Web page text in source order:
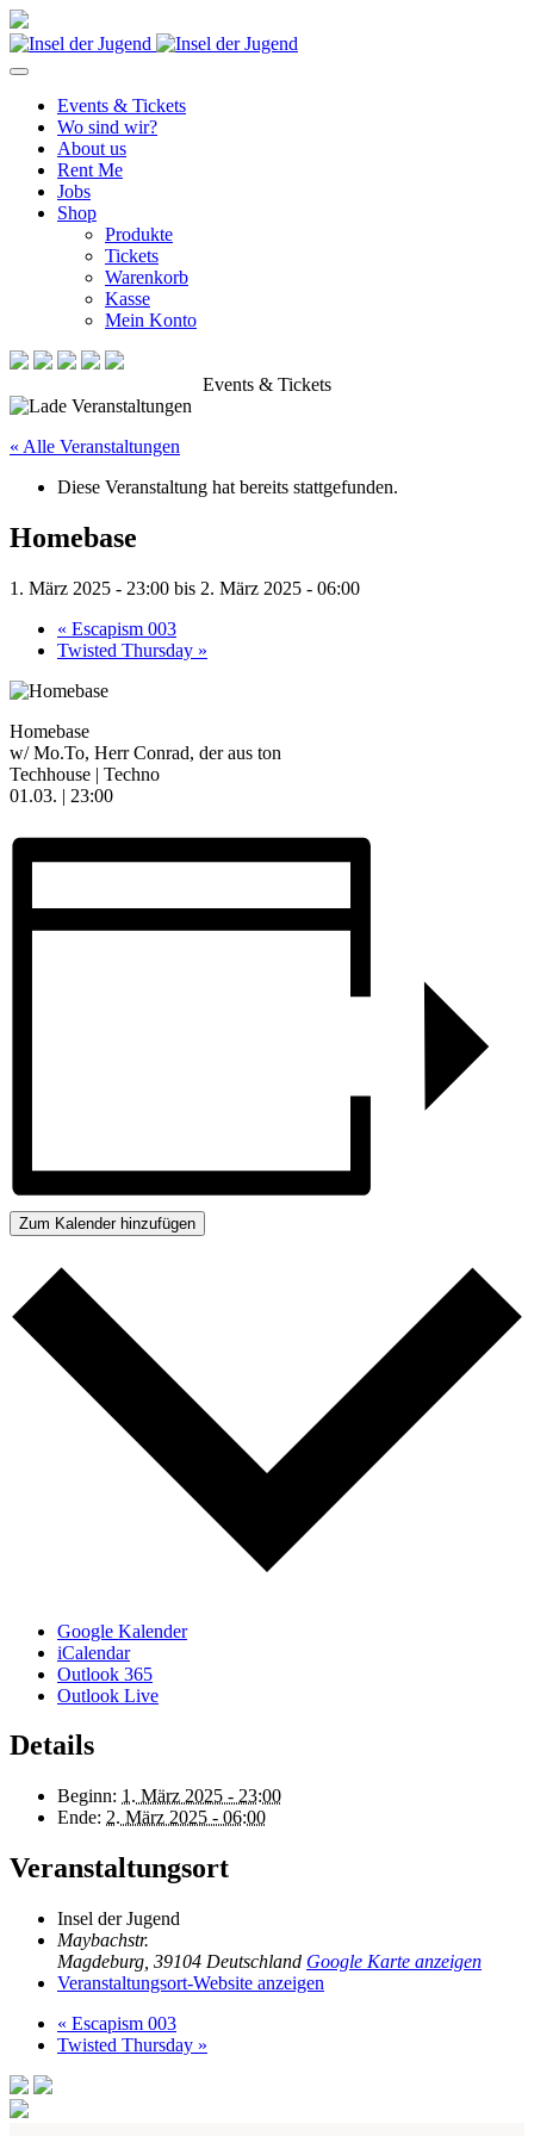
Events & Tickets
Wo sind wir?
About us
Rent Me
Jobs
Shop
Produkte
Tickets
Warenkorb
Kasse
Mein Konto
Events & Tickets
« Alle Veranstaltungen
Diese Veranstaltung hat bereits stattgefunden.
Homebase
1. März 2025 - 23:00 bis 2. März 2025 - 06:00
« Escapism 003
Twisted Thursday »
Homebase
w/ Mo.To, Herr Conrad, der aus ton
Techhouse | Techno
01.03. | 23:00
Zum Kalender hinzufügen
Google Kalender
iCalendar
Outlook 365
Outlook Live
Details
Beginn: 1. März 2025 - 23:00
Ende: 2. März 2025 - 06:00
Veranstaltungsort
Insel der Jugend
Maybachstr.
Magdeburg 39104 Deutschland Google Karte anzeigen
Veranstaltungsort-Website anzeigen
« Escapism 003
Twisted Thursday »